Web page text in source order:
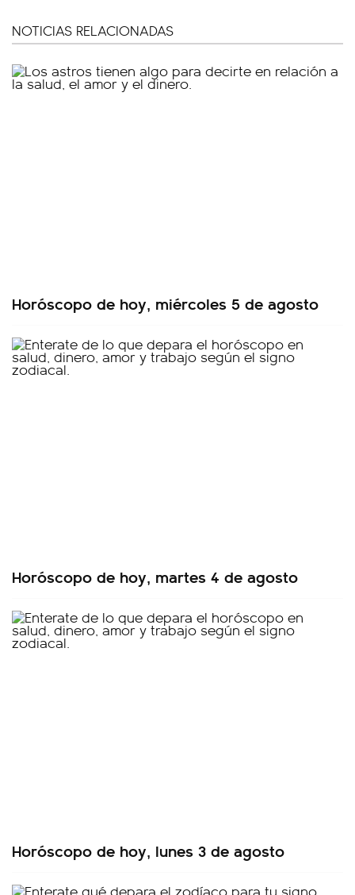
NOTICIAS RELACIONADAS
Horóscopo de hoy, miércoles 5 de agosto
Horóscopo de hoy, martes 4 de agosto
Horóscopo de hoy, lunes 3 de agosto